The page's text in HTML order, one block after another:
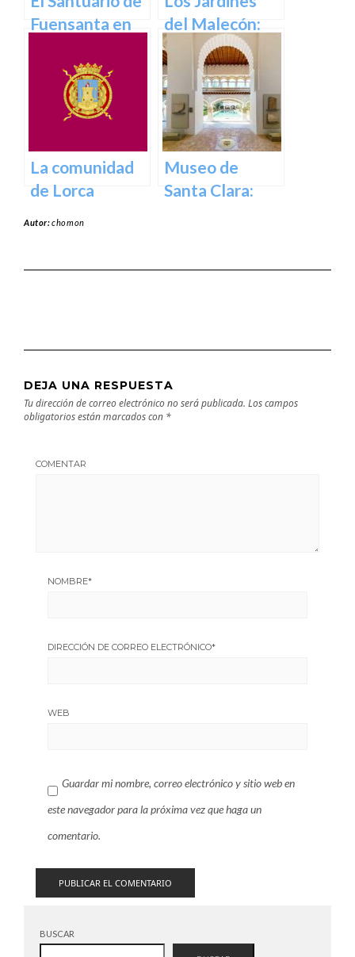
Fuensanta en
Lugar de
Devoción y
Belleza Natural
del Malecón:
Un Oasis en la
Ciudad.
La comunidad
de Lorca
Museo de
Santa Clara:
Autor:chomon
DEJA UNA RESPUESTA
Tu dirección de correo electrónico no será publicada. Los campos
obligatorios están marcados con *
COMENTAR
NOMBRE*
DIRECCIÓN DE CORREO ELECTRÓNICO*
WEB
Guardar mi nombre, correo electrónico y sitio web en
este navegador para la próxima vez que haga un
comentario.
BUSCAR